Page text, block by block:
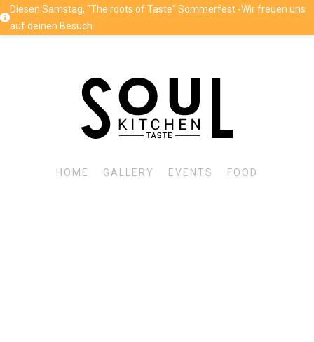
Diesen Samstag, "The roots of Taste" Sommerfest -Wir freuen uns
auf deinen Besuch
HOME GALLERY EVENTS FOOD